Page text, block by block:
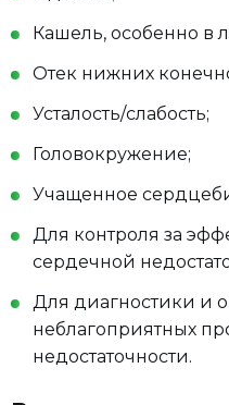
Кашель, особенно в
Отек нижних
Усталость/слабость;
Головокружение;
Учащенное
Для контроля за
сердечной
Для диагностики и
неблагоприятных
недостаточности.